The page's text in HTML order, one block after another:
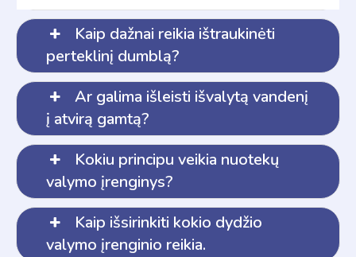
Kaip dažnai reikia ištraukinėti
perteklinį dumblą?
Ar galima išleisti išvalytą vandenį
į atvirą gamtą?
Kokiu principu veikia nuotekų
valymo įrenginys?
Kaip išsirinkiti kokio dydžio
valymo įrenginio reikia.